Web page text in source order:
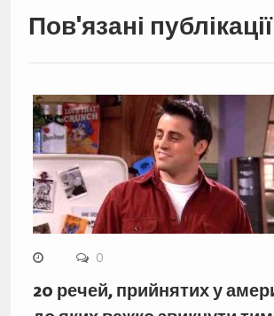
Пов'язані публікації
0
20 речей, прийнятих у